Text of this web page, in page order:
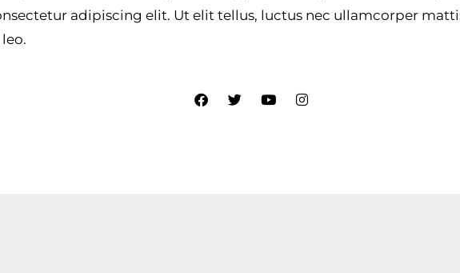
adipiscing elit. Ut elit tellus, luctus nec ullamcorper